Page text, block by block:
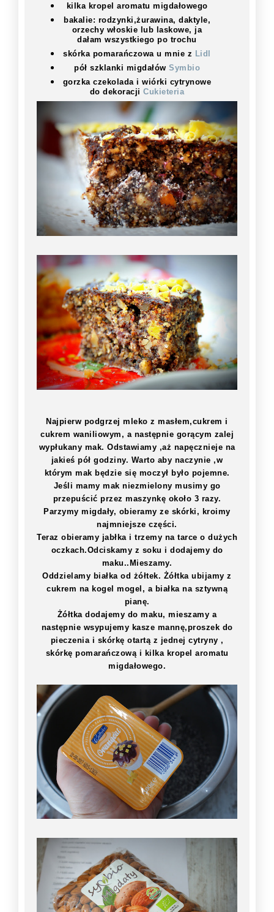
kilka kropel aromatu migdałowego
bakalie: rodzynki,żurawina, daktyle,
orzechy włoskie lub laskowe, ja
dałam wszystkiego po trochu
skórka pomarańczowa u mnie z Lidl
pół szklanki migdałów Symbio
gorzka czekolada i wiórki cytrynowe
do dekoracjiCukieteria
Najpierw podgrzej mleko z masłem,cukrem i
cukrem waniliowym, a następnie gorącym zalej
wypłukany mak. Odstawiamy ,aż napęcznieje na
jakieś pół godziny. Warto aby naczynie ,w
którym mak będzie się moczył było pojemne.
Jeśli mamy mak niezmielony musimy go
przepuścić przez maszynkę około 3 razy.
Parzymy migdały, obieramy ze skórki, kroimy
najmniejsze części.
Teraz obieramy jabłka i trzemy na tarce o dużych
oczkach.Odciskamy z soku i dodajemy do
maku..Mieszamy.
Oddzielamy białka od żółtek. Żółtka ubijamy z
cukrem na kogel mogel, a białka na sztywną
pianę.
Żółtka dodajemy do maku, mieszamy a
następnie wsypujemy kasze mannę,proszek do
pieczenia i skórkę otartą z jednej cytryny ,
skórkę pomarańczową i kilka kropel aromatu
migdałowego.